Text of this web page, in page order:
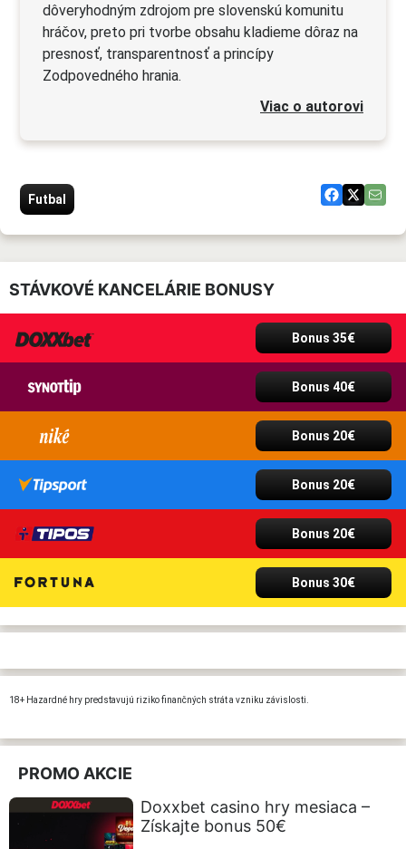
dôveryhodným zdrojom pre slovenskú komunitu
hráčov, preto pri tvorbe obsahu kladieme dôraz na
presnosť, transparentnosť a princípy
Zodpovedného hrania.
Viac o autorovi
Futbal
STÁVKOVÉ KANCELÁRIE BONUSY
Bonus 35€
Bonus 40€
Bonus 20€
Bonus 20€
Bonus 20€
Bonus 30€
18+ Hazardné hry predstavujú riziko finančných strát a vzniku závislosti.
PROMO AKCIE
Doxxbet casino hry mesiaca –
Získajte bonus 50€